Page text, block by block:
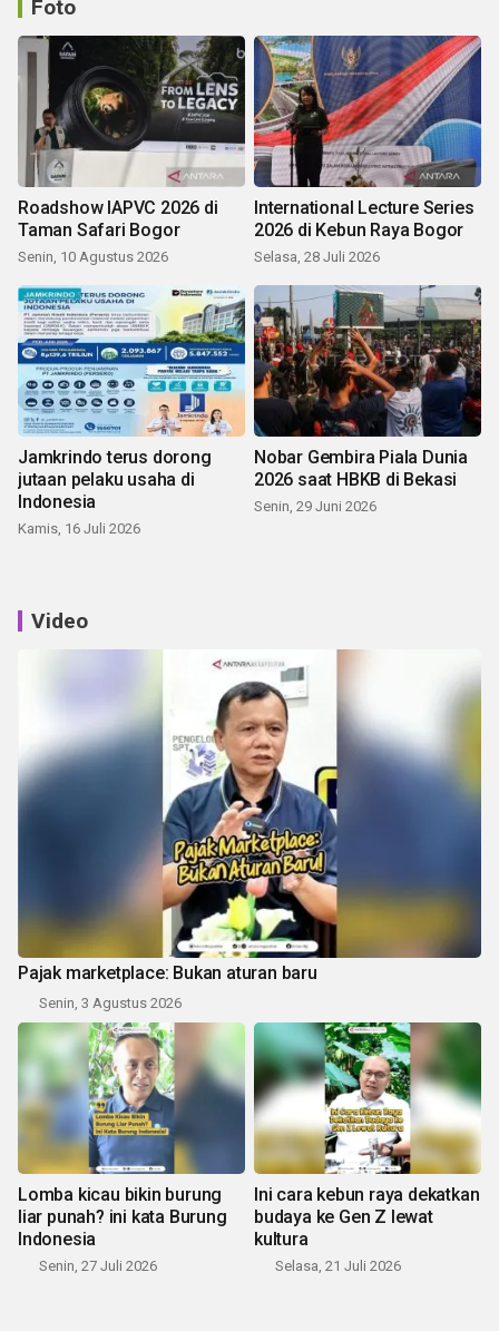
Foto
Roadshow IAPVC 2026 di
Taman Safari Bogor
Senin, 10 Agustus 2026
International Lecture Series
2026 di Kebun Raya Bogor
Selasa, 28 Juli 2026
Jamkrindo terus dorong
jutaan pelaku usaha di
Indonesia
Kamis, 16 Juli 2026
Nobar Gembira Piala Dunia
2026 saat HBKB di Bekasi
Senin, 29 Juni 2026
Video
Pajak marketplace: Bukan aturan baru
Senin, 3 Agustus 2026
Lomba kicau bikin burung
liar punah? ini kata Burung
Indonesia
Senin, 27 Juli 2026
Ini cara kebun raya dekatkan
budaya ke Gen Z lewat
kultura
Selasa, 21 Juli 2026